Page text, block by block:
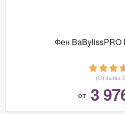
Фен BaBylissPRO
(Отзывы
от 3